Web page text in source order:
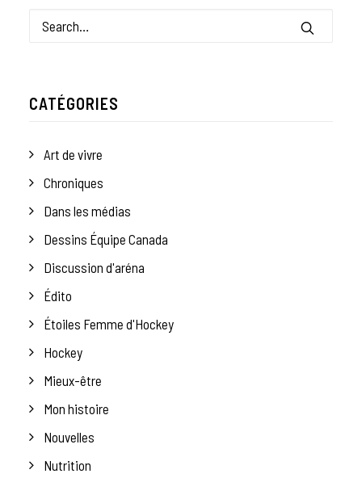
CATÉGORIES
Art de vivre
Chroniques
Dans les médias
Dessins Équipe Canada
Discussion d'aréna
Édito
Étoiles Femme d'Hockey
Hockey
Mieux-être
Mon histoire
Nouvelles
Nutrition